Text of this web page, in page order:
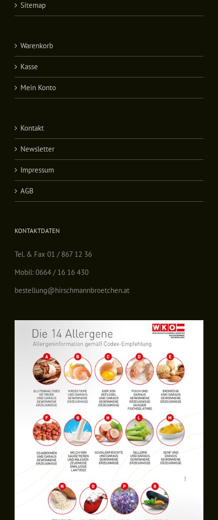
Sitemap
Warenkorb
Kasse
Mein Konto
Kontakt
Newsletter
Impressum
AGB
KONTAKTDATEN
Tel. & Fax 01 / 867 12 36
Mobil: 0664 / 16 16 430
bestellung@hirschmannbroetchen.at